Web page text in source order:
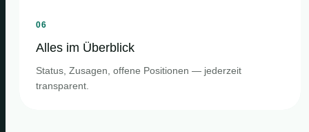
06
Alles im Überblick
Status, Zusagen, offene Positionen — jederzeit
transparent.